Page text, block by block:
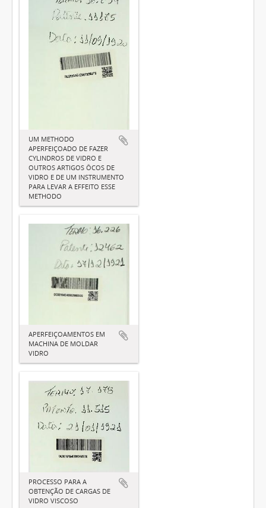
UM METHODO
APERFEIÇOADO DE FAZER
CYLINDROS DE VIDRO E
OUTROS ARTIGOS ÔCOS DE
VIDRO E DE UM INSTRUMENTO
PARA LEVAR A EFFEITO ESSE
METHODO
APERFEIÇOAMENTOS EM
MACHINA DE MOLDAR
VIDRO
PROCESSO PARA A
OBTENÇÃO DE CARGAS DE
VIDRO VISCOSO